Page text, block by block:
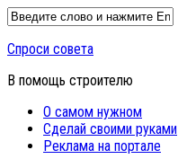
Спроси совета
В помощь строителю
О самом нужном
Сделай своими руками
Реклама на портале